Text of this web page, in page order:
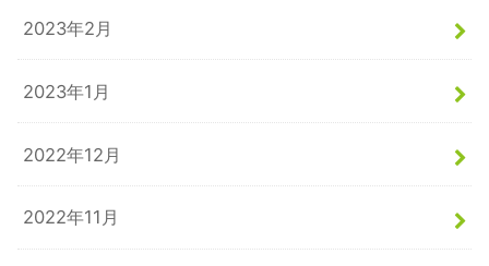
2023年2月
2023年1月
2022年12月
2022年11月